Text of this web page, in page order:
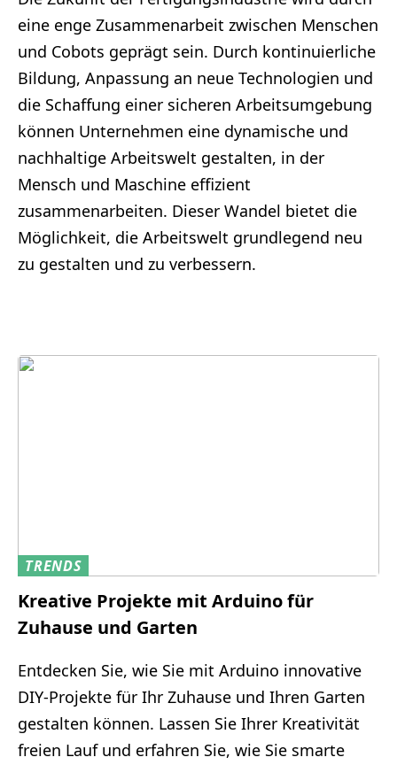
eine enge Zusammenarbeit zwischen Menschen
und Cobots geprägt sein. Durch kontinuierliche
Bildung, Anpassung an neue Technologien und
die Schaffung einer sicheren Arbeitsumgebung
können Unternehmen eine dynamische und
nachhaltige Arbeitswelt gestalten, in der
Mensch und Maschine effizient
zusammenarbeiten. Dieser Wandel bietet die
Möglichkeit, die Arbeitswelt grundlegend neu
zu gestalten und zu verbessern.
TRENDS
Kreative Projekte mit Arduino für
Zuhause und Garten
Entdecken Sie, wie Sie mit Arduino innovative
DIY-Projekte für Ihr Zuhause und Ihren Garten
gestalten können. Lassen Sie Ihrer Kreativität
freien Lauf und erfahren Sie, wie Sie smarte